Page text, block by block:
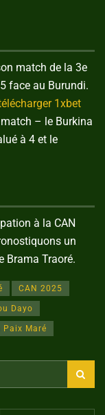
match de la 3e
face au Burundi.
1xbet
– le Burkina
à 4 et le
à la CAN
un
Brama Traoré.
CAN 2025
Dayo
Paix Maré